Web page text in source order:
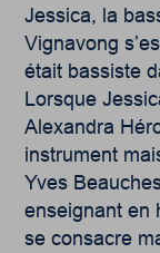
Jessica, la
Vignavong
était bassiste
Lorsque
Alexandra
instrument
Yves
enseignant en
se consacre